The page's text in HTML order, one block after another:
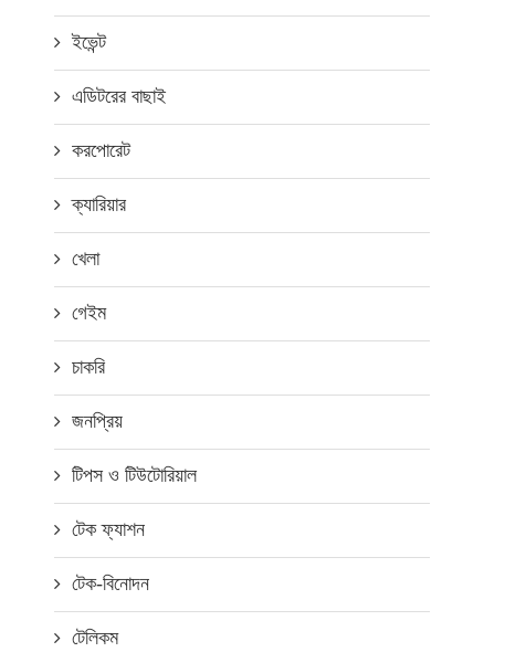
ইভেন্ট
এডিটরের বাছাই
করপোরেট
ক্যারিয়ার
খেলা
গেইম
চাকরি
জনপ্রিয়
টিপস ও টিউটোরিয়াল
টেক ফ্যাশন
টেক-বিনোদন
টেলিকম